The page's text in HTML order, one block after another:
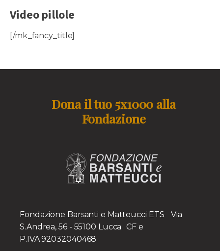
Video pillole
[/mk_fancy_title]
Dona il tuo 5x1000 alla
Fondazione
Fondazione Barsanti e Matteucci ETS Via
S.Andrea, 56 - 55100 Lucca CF e
P.IVA 92032040468